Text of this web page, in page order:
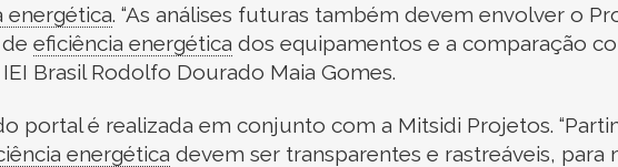
energética. “As análises futuras também devem envolver o
eficiência energética dos equipamentos e a comparação
Brasil Rodolfo Dourado Maia Gomes.
portal é realizada em conjunto com a Mitsidi Projetos.
energética devem ser transparentes e rastreáveis,